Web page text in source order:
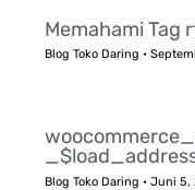
Memahami Tag
Blog Toko Daring •
Blog Toko Daring •Juni 5,